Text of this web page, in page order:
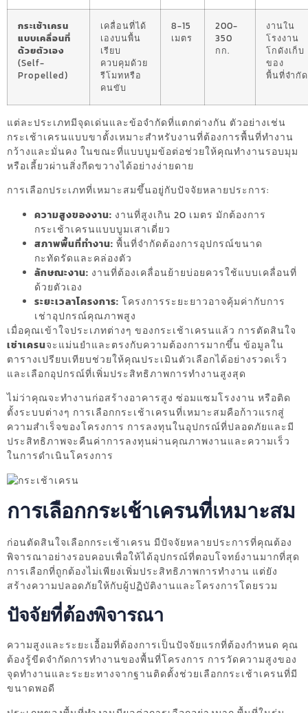
กระเช้าเครน
แบบเคลื่อนที่
ด้วยตัวเอง
(Self-
Propelled)
เคลื่อนที่ได้
เองบนพื้น
เรียบ
ควบคุมด้วย
รีโมทหรือ
คนขับ
8-15
เมตร
200-
350
กก.
งานใน
โรงงาน
โกดังเก็บ
ของ
พื้นที่จำกัด
แต่ละประเภทมีจุดเด่นและข้อจำกัดที่แตกต่างกัน ตัวอย่างเช่น
กระเช้าเครนแบบขาตั้งเหมาะสำหรับงานที่ต้องการพื้นที่ทำงาน
กว้างและมั่นคง ในขณะที่แบบบูมข้อต่อช่วยให้คุณทำงานรอบมุม
หรือเลี้ยวผ่านสิ่งกีดขวางได้อย่างง่ายดาย
การเลือกประเภทที่เหมาะสมขึ้นอยู่กับปัจจัยหลายประการ:
ความสูงของงาน: งานที่สูงเกิน 20 เมตร มักต้องการ
กระเช้าเครนแบบบูมเสาเดี่ยว
สภาพพื้นที่ทำงาน: พื้นที่จำกัดต้องการอุปกรณ์ขนาด
กะทัดรัดและคล่องตัว
ลักษณะงาน: งานที่ต้องเคลื่อนย้ายบ่อยควรใช้แบบเคลื่อนที่
ด้วยตัวเอง
ระยะเวลาโครงการ: โครงการระยะยาวอาจคุ้มค่ากับการ
เช่าอุปกรณ์คุณภาพสูง
เมื่อคุณเข้าใจประเภทต่างๆ ของกระเช้าเครนแล้ว การตัดสินใจ
เช่าเครนจะแม่นยำและตรงกับความต้องการมากขึ้น ข้อมูลใน
ตารางเปรียบเทียบช่วยให้คุณประเมินตัวเลือกได้อย่างรวดเร็ว
และเลือกอุปกรณ์ที่เพิ่มประสิทธิภาพการทำงานสูงสุด
ไม่ว่าคุณจะทำงานก่อสร้างอาคารสูง ซ่อมแซมโรงงาน หรือติด
ตั้งระบบต่างๆ การเลือกกระเช้าเครนที่เหมาะสมคือก้าวแรกสู่
ความสำเร็จของโครงการ การลงทุนในอุปกรณ์ที่ปลอดภัยและมี
ประสิทธิภาพจะคืนค่าการลงทุนผ่านคุณภาพงานและความเร็ว
ในการดำเนินโครงการ
การเลือกกระเช้าเครนที่เหมาะสม
ก่อนตัดสินใจเลือกกระเช้าเครน มีปัจจัยหลายประการที่คุณต้อง
พิจารณาอย่างรอบคอบเพื่อให้ได้อุปกรณ์ที่ตอบโจทย์งานมากที่สุด
การเลือกที่ถูกต้องไม่เพียงเพิ่มประสิทธิภาพการทำงาน แต่ยัง
สร้างความปลอดภัยให้กับผู้ปฏิบัติงานและโครงการโดยรวม
ปัจจัยที่ต้องพิจารณา
ความสูงและระยะเอื้อมที่ต้องการเป็นปัจจัยแรกที่ต้องกำหนด คุณ
ต้องรู้ขีดจำกัดการทำงานของพื้นที่โครงการ การวัดความสูงของ
จุดทำงานและระยะทางจากฐานติดตั้งช่วยเลือกกระเช้าเครนที่มี
ขนาดพอดี